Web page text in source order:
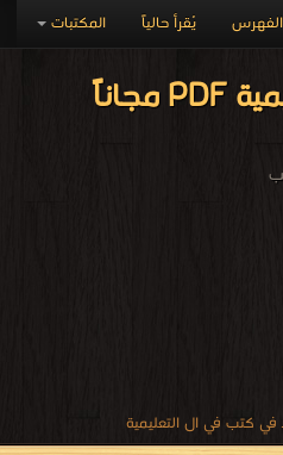
المكتبات يُقرأ حالياً الفهرس